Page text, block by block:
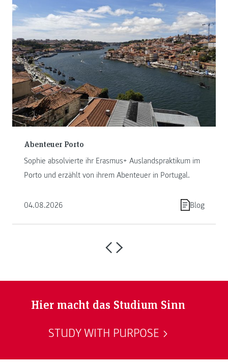
Abenteuer Porto
Sophie absolvierte ihr Erasmus+ Auslandspraktikum im
Porto und erzählt von ihrem Abenteuer in Portugal.
04.08.2026 Blog
Hier macht das Studium Sinn
STUDY WITH PURPOSE